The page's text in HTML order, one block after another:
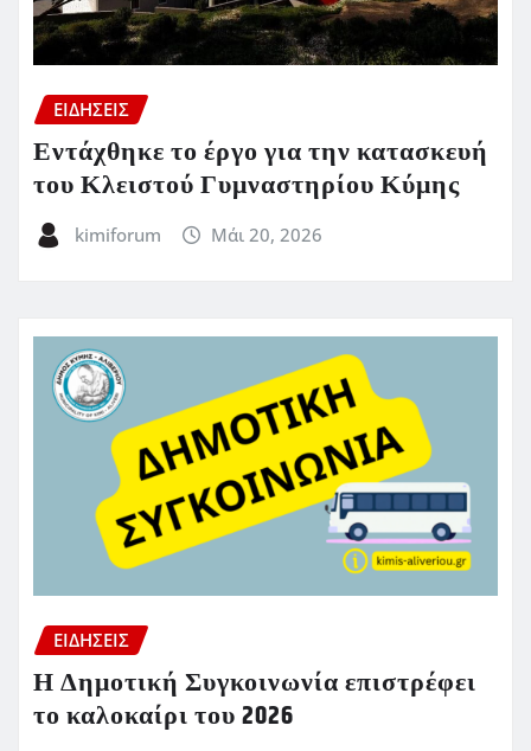
ΕΙΔΗΣΕΙΣ
Εντάχθηκε το έργο για την κατασκευή
του Κλειστού Γυμναστηρίου Κύμης
kimiforum Μάι 20, 2026
ΕΙΔΗΣΕΙΣ
Η Δημοτική Συγκοινωνία επιστρέφει
το καλοκαίρι του 2026